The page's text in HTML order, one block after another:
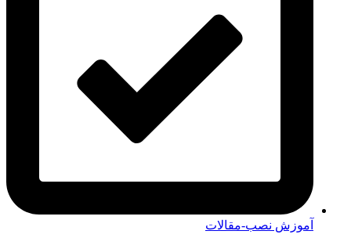
آموزش نصب-مقالات